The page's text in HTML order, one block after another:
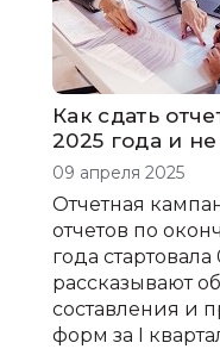
Как сдать
2025 года и
09 апреля 2025
Отчетная
отчетов по
года
рассказывают
составления и
форм за I